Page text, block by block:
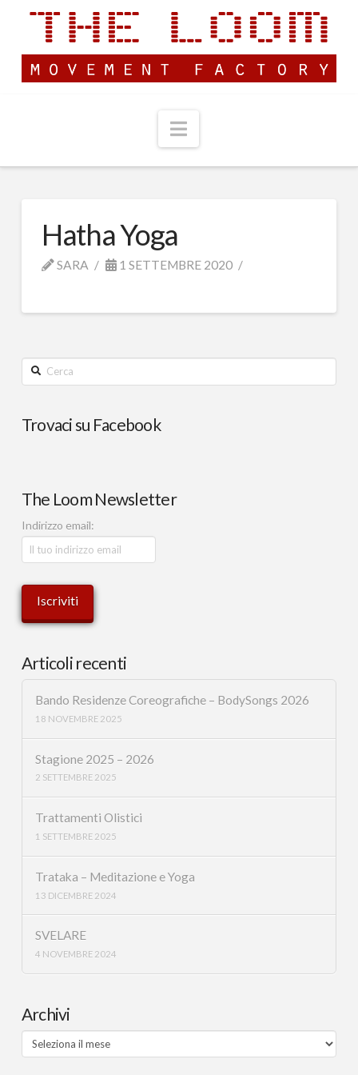
Navigation
Hatha Yoga
SARA 1 SETTEMBRE 2020
Cerca
Trovaci su Facebook
The Loom Newsletter
Indirizzo email:
Articoli recenti
Bando Residenze Coreografiche – BodySongs 2026
18 NOVEMBRE 2025
Stagione 2025 – 2026
2 SETTEMBRE 2025
Trattamenti Olistici
1 SETTEMBRE 2025
Trataka – Meditazione e Yoga
13 DICEMBRE 2024
SVELARE
4 NOVEMBRE 2024
Archivi
Archivi